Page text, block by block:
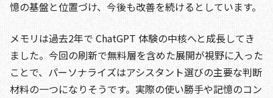
憶の基盤と位置づけ、今後も改善を続けるとしています。
メモリは過去2年で ChatGPT 体験の中核へと成長してき
ました。今回の刷新で無料層を含めた展開が視野に入った
ことで、パーソナライズはアシスタント選びの主要な判断
材料の一つになりそうです。実際の使い勝手や記憶のコン